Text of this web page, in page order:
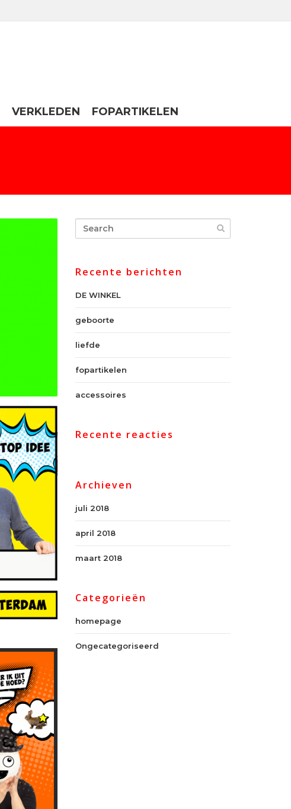
VERKLEDEN FOPARTIKELEN
Recente berichten
DE WINKEL
geboorte
liefde
fopartikelen
accessoires
Recente reacties
Archieven
juli 2018
april 2018
maart 2018
Categorieën
homepage
Ongecategoriseerd